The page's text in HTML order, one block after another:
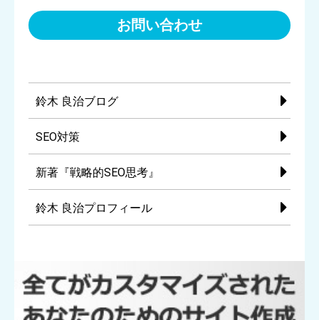
お問い合わせ
鈴木 良治ブログ
SEO対策
新著『戦略的SEO思考』
鈴木 良治プロフィール